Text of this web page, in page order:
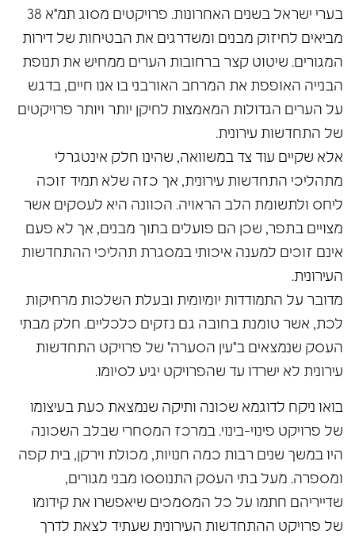
בערי ישראל בשנים האחרונות. פרויקטים מסוג תמ"א 38
מביאים לחיזוק מבנים ומשדרגים את הבטיחות של דירות
המגורים. שיטוט קצר ברחובות הערים ממחיש את תנופת
הבנייה האופפת את המרחב האורבני בו אנו חיים, בדגש
על הערים הגדולות המאמצות לחיקן יותר ויותר פרויקטים
של התחדשות עירונית.
אלא שקיים עוד צד במשוואה, שהינו חלק אינטגרלי
מתהליכי התחדשות עירונית, אך כזה שלא תמיד זוכה
ליחס ולתשומת הלב הראויה. הכוונה היא לעסקים אשר
מצויים בתפר, שכן הם פועלים בתוך מבנים, אך לא פעם
אינם זוכים למענה איכותי במסגרת תהליכי ההתחדשות
העירונית.
מדובר על התמודדות יומיומית ובעלת השלכות מרחיקות
לכת, אשר טומנת בחובה גם נזקים כלכליים. חלק מבתי
העסק שנמצאים ב"עין הסערה" של פרויקט התחדשות
עירונית לא ישרדו עד שהפרויקט יגיע לסיומו.
בואו ניקח לדוגמא שכונה ותיקה שנמצאת כעת בעיצומו
של פרויקט פינוי-בינוי. במרכז המסחרי שבלב השכונה
היו במשך שנים רבות כמה חנויות, מכולת וירקן, בית קפה
ומספרה. מעל בתי העסק התנוססו מבני מגורים,
שדייריהם חתמו על כל המסמכים שיאפשרו את קידומו
של פרויקט ההתחדשות העירונית שעתיד לצאת לדרך